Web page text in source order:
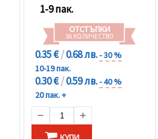
1-9 пак.
ОТСТЪПКИ
ЗА КОЛИЧЕСТВО
0.35 €/0.68 лв.- 30 %
10-19 пак.
0.30 €/0.59 лв.- 40 %
20 пак. +